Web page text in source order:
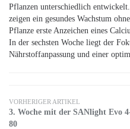
Pflanzen unterschiedlich
zeigen ein gesundes Wachstum
Pflanze erste Anzeichen eines
In der sechsten Woche liegt der
Nährstoffanpassung und einer
VORHERIGER ARTIKEL
3. Woche mit der SANlight Evo
80